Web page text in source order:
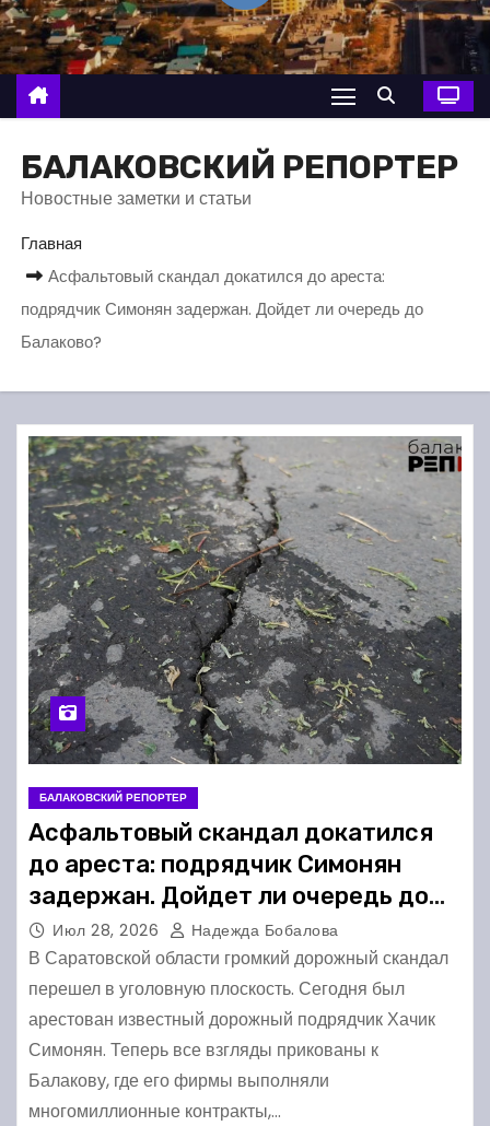
о
м
у
БАЛАКОВСКИЙ РЕПОРТЕР
Новостные заметки и статьи
Главная
Асфальтовый скандал докатился до ареста:
подрядчик Симонян задержан. Дойдет ли очередь до
Балаково?
БАЛАКОВСКИЙ РЕПОРТЕР
Асфальтовый скандал докатился
до ареста: подрядчик Симонян
задержан. Дойдет ли очередь до
Балаково?
Июл 28, 2026 Надежда Бобалова
В Саратовской области громкий дорожный скандал
перешел в уголовную плоскость. Сегодня был
арестован известный дорожный подрядчик Хачик
Симонян. Теперь все взгляды прикованы к
Балакову, где его фирмы выполняли
многомиллионные контракты,…